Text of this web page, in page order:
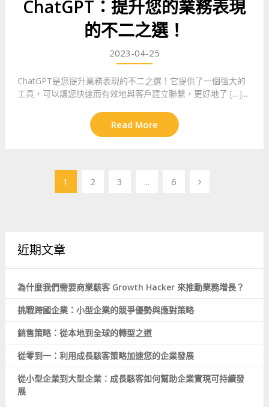
ChatGPT：提升您的業務表現
的不二之選！
2023-04-25
ChatGPT是您提升業務表現的不二之選！它提供了一個強大的
工具，可以讓您快速而有效地與客戶建立聯繫，更好地了 […]...
Read More
覽
1 2 3 ... 6
近期文章
為什麼我們需要商業駭客 Growth Hacker 來推動業務增長？
挑戰跨國企業：小型企業的競爭優勢與應對策略
銷售策略：從本地到全球的轉型之道
從零到一：利用成長駭客策略加速您的企業發展
從小型企業到大型企業：成長駭客如何幫助企業實現可持續發
展